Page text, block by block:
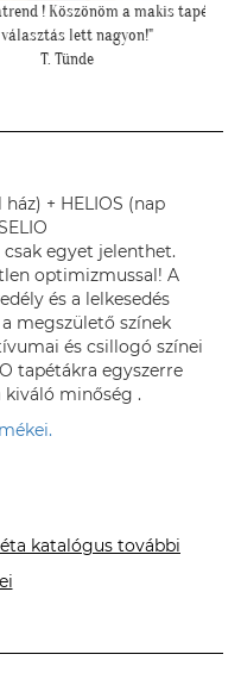
a makis tapétát.
nagyon!"
""Még
+ HELIOS (nap
csak egyet jelenthet.
optimizmussal! A
és a lelkesedés
megszülető színek
és csillogó színei
tapétákra egyszerre
kiváló minőség .
katalógus további